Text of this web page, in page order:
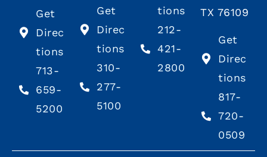
Get
Direc
tions
713-
659-
5200
Get
Direc
tions
310-
277-
5100
tions
212-
421-
2800
TX 76109
Get
Direc
tions
817-
720-
0509